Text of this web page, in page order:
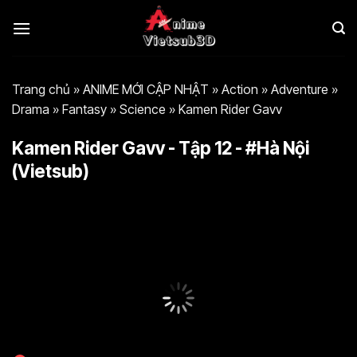
qua
Trang chủ » ANIME MỚI CẬP NHẬT » Action » Adventure »
Drama » Fantasy » Science » Kamen Rider Gavv
Kamen Rider Gavv - Tập 12 - #Hà Nội
(Vietsub)